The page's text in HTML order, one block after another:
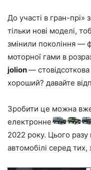
До участі в гран-
тільки нові моделі,
змінили покоління —
моторної гами в
jolion— стовідсоткова
хороший? давайте
Зробити це можна
електронне
2022 року. Цього разу
автомобілі серед тих,